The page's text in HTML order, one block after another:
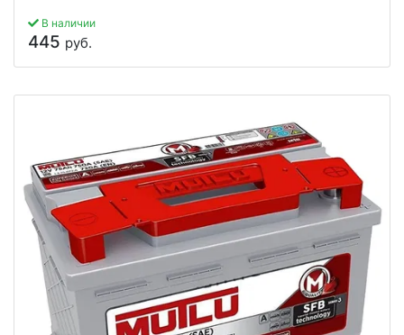
В наличии
445 руб.